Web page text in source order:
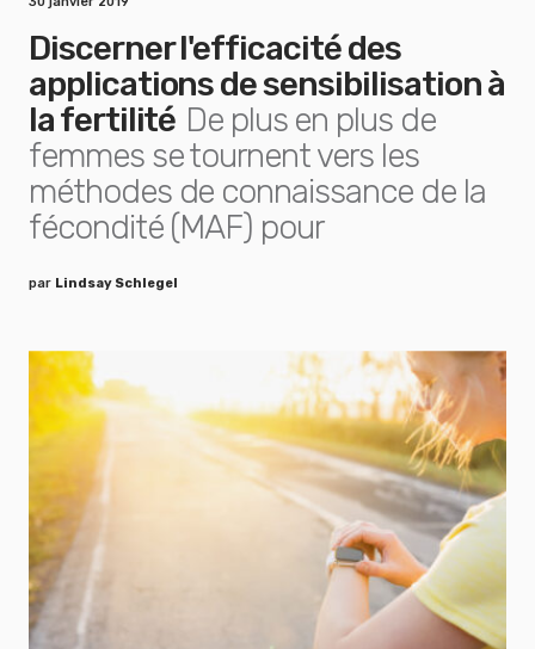
Discerner l'efficacité des
applications de sensibilisation à
la fertilité De plus en plus de
femmes se tournent vers les
méthodes de connaissance de la
fécondité (MAF) pour
par Lindsay Schlegel